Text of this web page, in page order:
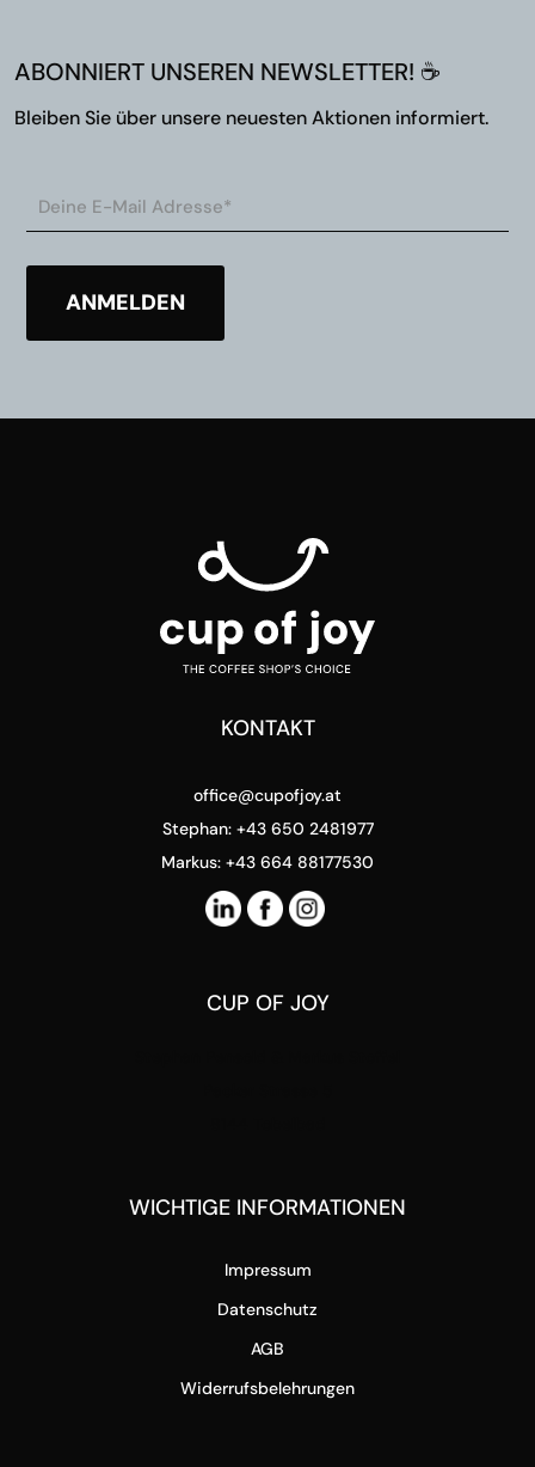
ABONNIERT UNSEREN NEWSLETTER! ☕
Bleiben Sie über unsere neuesten Aktionen informiert.
KONTAKT
office@cupofjoy.at
Stephan: +43 650 2481977
Markus: +43 664 88177530
CUP OF JOY
WICHTIGE INFORMATIONEN
Impressum
Datenschutz
AGB
Widerrufsbelehrungen